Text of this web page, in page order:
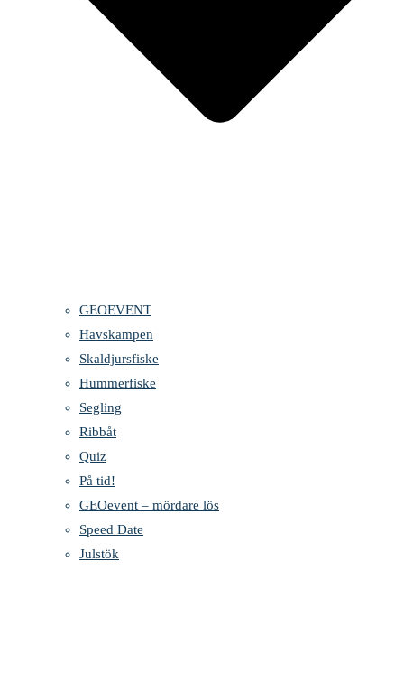
GEOEVENT
Havskampen
Skaldjursfiske
Hummerfiske
Segling
Ribbåt
Quiz
På tid!
GEOevent – mördare lös
Speed Date
Julstök